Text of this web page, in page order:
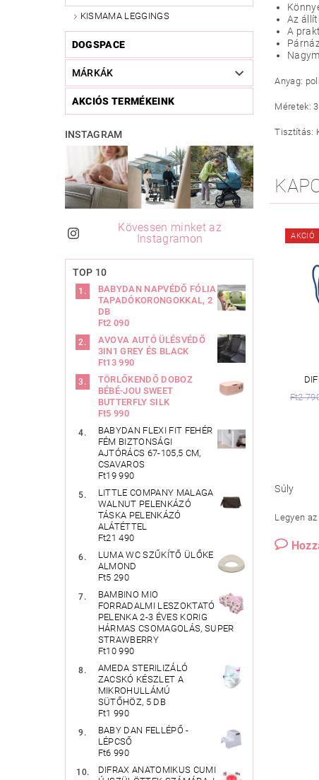
KISMAMA LEGGINGS
DOGSPACE
MÁRKÁK
AKCIÓS TERMÉKEINK
INSTAGRAM
Kövessen minket az
Instagramon
TOP 10
BABYDAN NAPVÉDŐ FÓLIA
TAPADÓKORONGOKKAL, 2
DB
Ft2 090
AVOVA AUTÓ ÜLÉSVÉDŐ
3IN1 GREY ÉS BLACK
Ft13 990
TÖRLŐKENDŐ DOBOZ
BÉBÉ-JOU SWEET
BUTTERFLY SILK
Ft5 990
BABYDAN FLEXI FIT FEHÉR
FÉM BIZTONSÁGI
AJTÓRÁCS 67-105,5 CM,
CSAVAROS
Ft19 990
LITTLE COMPANY MALAGA
WALNUT PELENKÁZÓ
TÁSKA PELENKÁZÓ
ALÁTÉTTEL
Ft21 490
LUMA WC SZŰKÍTŐ ÜLŐKE
ALMOND
Ft5 290
BAMBINO MIO
FORRADALMI LESZOKTATÓ
PELENKA 2-3 ÉVES KORIG
HÁRMAS CSOMAGOLÁS, SUPER
STRAWBERRY
Ft10 990
AMEDA STERILIZÁLÓ
ZACSKÓ KÉSZLET A
MIKROHULLÁMÚ
SÜTŐHÖZ, 5 DB
Ft1 990
BABY DAN FELLÉPŐ -
LÉPCSŐ
Ft6 990
DIFRAX ANATOMIKUS CUMI
Az
A
Anyag:
Méretek:
Tisztítás:
AKCIÓ
Ft2
Súly
Legyen